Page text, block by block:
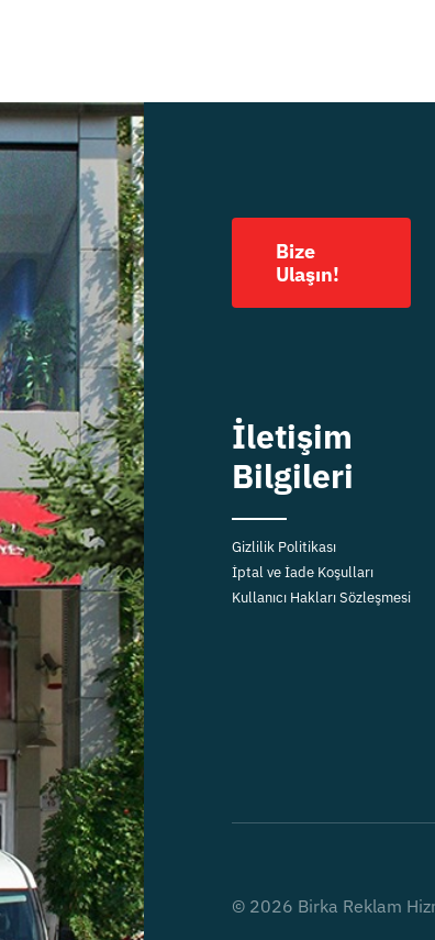
Bize
Ulaşın!
İletişim
Bilgileri
Gizlilik Politikası
İptal ve İade Koşulları
Kullanıcı Hakları Sözleşmesi
© 2026 Birka Reklam